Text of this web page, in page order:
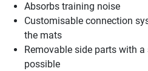
Absorbs training noise
Customisable connection
the mats
Removable side parts with
possible